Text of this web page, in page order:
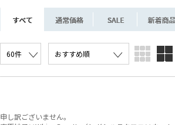
申し訳ございません。